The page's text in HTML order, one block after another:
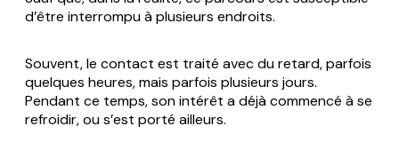
d’être interrompu à plusieurs endroits.
Souvent, le contact est traité avec du retard, parfois
quelques heures, mais parfois plusieurs jours.
Pendant ce temps, son intérêt a déjà commencé à se
refroidir, ou s’est porté ailleurs.